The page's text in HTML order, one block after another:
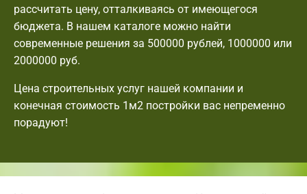
рассчитать цену, отталкиваясь от имеющегося
бюджета. В нашем каталоге можно найти
современные решения за 500000 рублей, 1000000 или
2000000 руб.
Цена строительных услуг нашей компании и
конечная стоимость 1м2 постройки вас непременно
порадуют!